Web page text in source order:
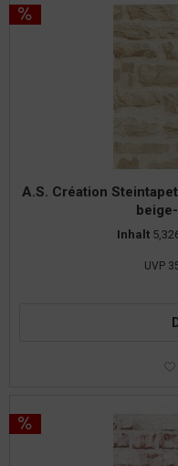
A.S. Création
Inhalt
UVP